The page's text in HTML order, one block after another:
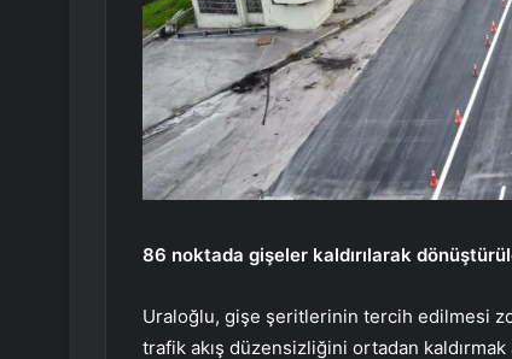
86 noktada gişeler kaldırılarak
Uraloğlu, gişe şeritlerinin tercih edilmesi
trafik akış düzensizliğini ortadan